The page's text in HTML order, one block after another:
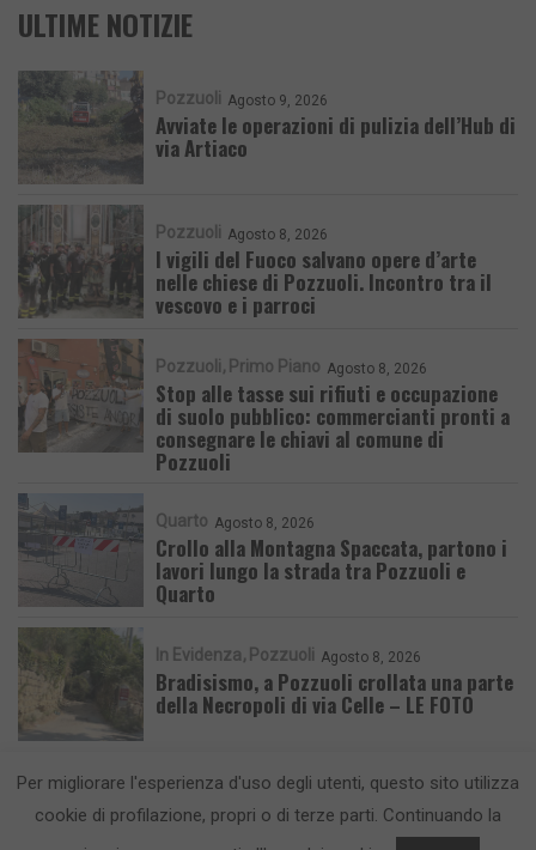
ULTIME NOTIZIE
Pozzuoli Agosto 9, 2026
Avviate le operazioni di pulizia dell’Hub di
via Artiaco
Pozzuoli Agosto 8, 2026
I vigili del Fuoco salvano opere d’arte
nelle chiese di Pozzuoli. Incontro tra il
vescovo e i parroci
Pozzuoli Primo Piano Agosto 8, 2026
Stop alle tasse sui rifiuti e occupazione
di suolo pubblico: commercianti pronti a
consegnare le chiavi al comune di
Pozzuoli
Quarto Agosto 8, 2026
Crollo alla Montagna Spaccata, partono i
lavori lungo la strada tra Pozzuoli e
Quarto
In Evidenza Pozzuoli Agosto 8, 2026
Bradisismo, a Pozzuoli crollata una parte
della Necropoli di via Celle – LE FOTO
Per migliorare l'esperienza d'uso degli utenti, questo sito utilizza
cookie di profilazione, propri o di terze parti. Continuando la